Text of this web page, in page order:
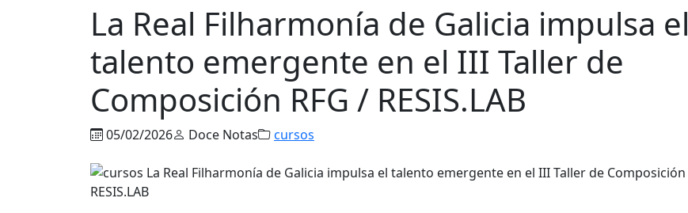
La Real Filharmonía de Galicia impulsa el
talento emergente en el III Taller de
Composición RFG / RESIS.LAB
05/02/2026 Doce Notas cursos